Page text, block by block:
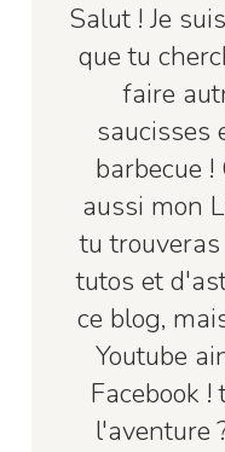
Salut ! Je
que tu
faire
saucisses
barbecue
aussi mon
tu
tutos et
ce blog,
Youtube
Facebook
l'aventure